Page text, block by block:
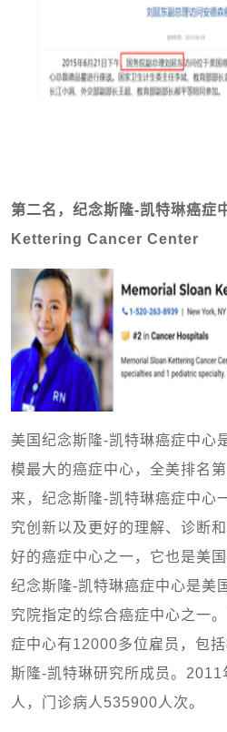
第二名，纪念斯隆-凯特琳癌
Kettering Cancer Center
美国纪念斯隆-凯特琳癌症中心
模最大的癌症中心，全美排名
来，纪念斯隆-凯特琳癌症中心
究创新以及更好的理解、诊断
好的癌症中心之一，它也是美
纪念斯隆-凯特琳癌症中心是美
究院指定的综合癌症中心之一
症中心有12000多位雇员，包
斯隆-凯特琳研究所成员。
人，门诊病人535900人次。